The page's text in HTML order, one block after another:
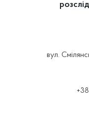
вул.